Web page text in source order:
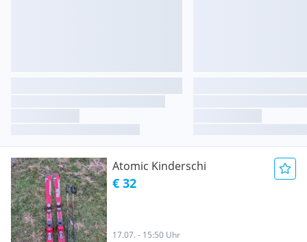
Atomic Kinderschi
€ 32
17.07. - 15:50 Uhr